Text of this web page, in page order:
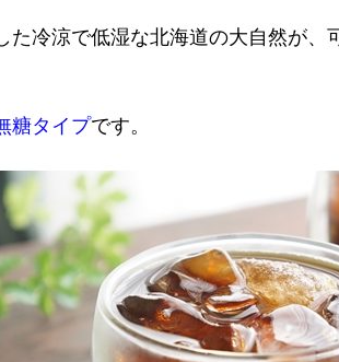
た冷涼で低湿な北海道の大自然が、
糖タイプです。